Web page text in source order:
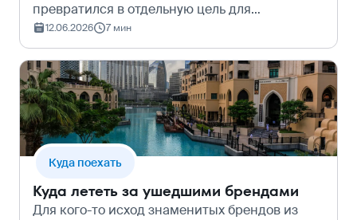
превратился в отдельную цель для
путешествия. Это уже давно не способ
сэкономить, потому что фанатов брендовых
вещей стало много, это скорее охота за
сокровищами. Плю…
12.06.2026 7 мин
Куда поехать
Куда лететь за ушедшими брендами
Для кого-то исход знаменитых брендов из